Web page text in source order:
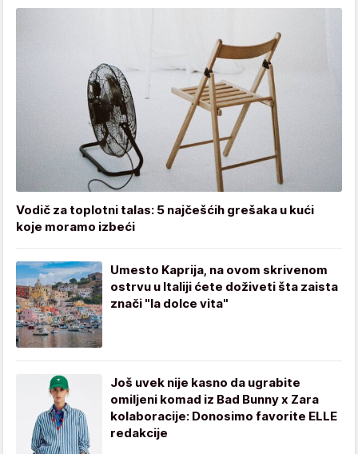
Vodič za toplotni talas: 5 najčešćih grešaka u kući
koje moramo izbeći
Umesto Kaprija, na ovom skrivenom
ostrvu u Italiji ćete doživeti šta zaista
znači "la dolce vita"
Još uvek nije kasno da ugrabite
omiljeni komad iz Bad Bunny x Zara
kolaboracije: Donosimo favorite ELLE
redakcije